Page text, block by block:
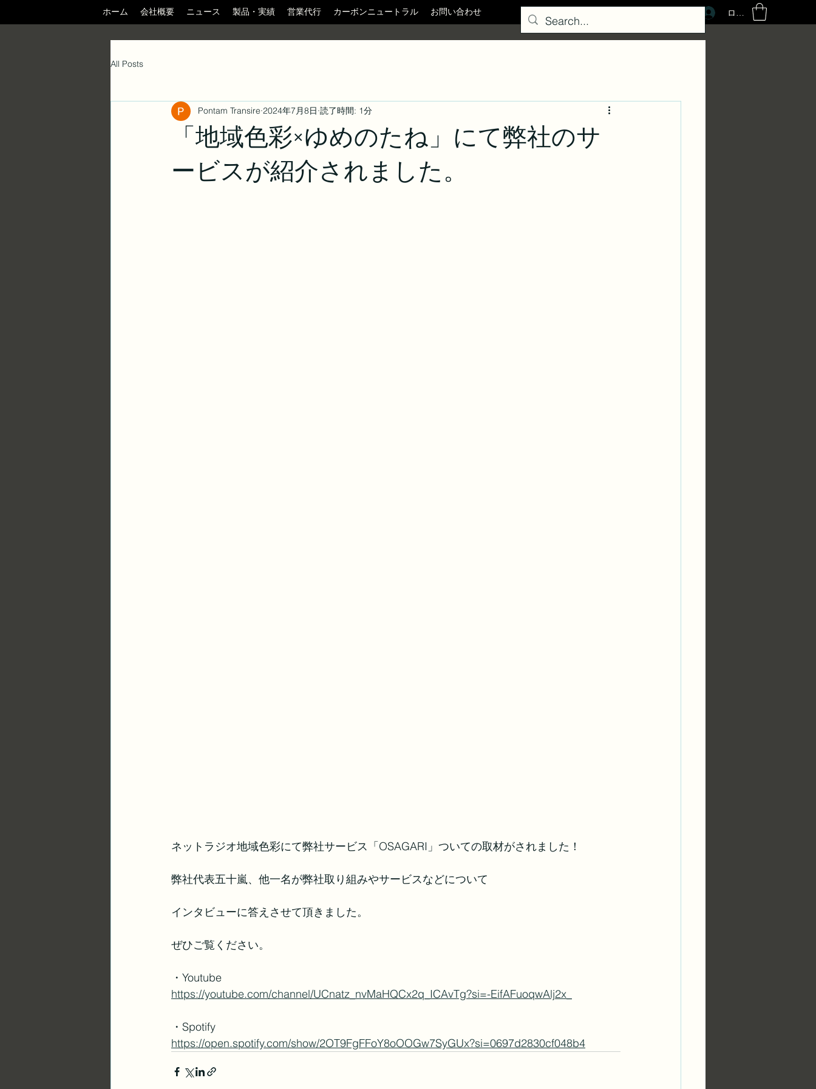
ホーム 会社概要 ニュース 製品・実績 営業代行 カーボンニュートラル お問い合わせ ログイン
All Posts
「地域色彩×ゆめのたね」にて弊社のサ
ービスが紹介されました。
Pontam Transire 2024年7月8日 読了時間: 1分
ネットラジオ地域色彩にて弊社サービス「OSAGARI」ついての取材がされました！
弊社代表五十嵐、他一名が弊社取り組みやサービスなどについて
インタビューに答えさせて頂きました。
ぜひご覧ください。
・Youtube
https://youtube.com/channel/UCnatz_nvMaHQCx2q_ICAvTg?si=-EifAFuoqwAlj2x_
・Spotify
https://open.spotify.com/show/2OT9FgFFoY8oOOGw7SyGUx?si=0697d2830cf048b4